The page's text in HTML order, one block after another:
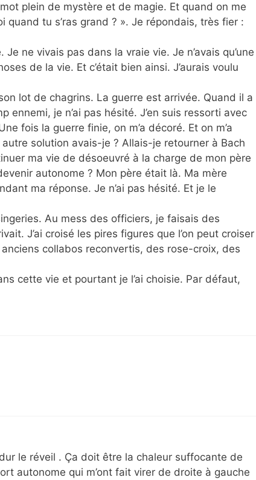
plein de mystère et de magie. Et quand on me
quand tu s’ras grand ? ». Je répondais, très fier :
ne vivais pas dans la vraie vie. Je n’avais qu’une
de la vie. Et c’était bien ainsi. J’aurais voulu
lot de chagrins. La guerre est arrivée. Quand il a
ennemi, je n’ai pas hésité. J’en suis ressorti avec
fois la guerre finie, on m’a décoré. Et on m’a
autre solution avais-je ? Allais-je retourner à Bach
ma vie de désoeuvré à la charge de mon père
autonome ? Mon père était là. Ma mère
ma réponse. Je n’ai pas hésité. Et je le
Au mess des officiers, je faisais des
J’ai croisé les pires figures que l’on peut croiser
collabos reconvertis, des rose-croix, des
cette vie et pourtant je l’ai choisie. Par défaut,
le réveil . Ça doit être la chaleur suffocante de
autonome qui m’ont fait virer de droite à gauche